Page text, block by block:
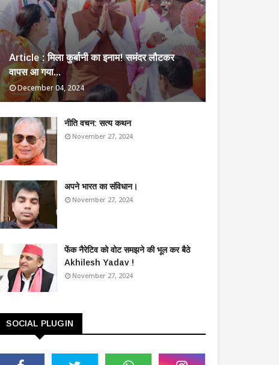
Article : मिला कुर्बानी का इनाम! समंदर लौटकर
वापस आ गया...
December 04, 2024
​नीति वचन: सत्य कथन
November 27, 2024
अपने भारत का संविधान।
November 27, 2024
फेंक नैरेटिव को वोट समझने की भूल कर बैठे
Akhilesh Yadav !
November 27, 2024
SOCIAL PLUGIN